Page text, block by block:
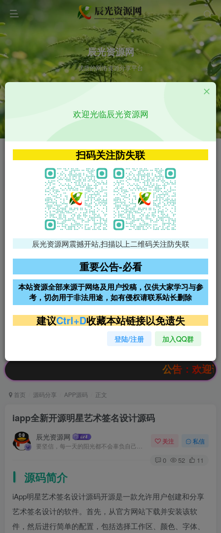
辰光资源网
优质的网络资源分享平台
VIP特权介绍 APP源码
VIP特权介绍
火
VIP特权介绍
影视源码
影视源码
免费领支付宝红包
腾讯轻量4核4G3M服务器38元/
阿里云2核2G200M服务器68元/
年
雨云高防免备案服务器
超低价文字广告位招租 超低价文字广告位招租
超低价文字广告位招租
公告：欢迎访问辰
首页 源码分享 APP源码 正文
iapp全新开源明星艺术签名设计源码
辰光资源网 关注 私信
0 52 11
源码简介
iApp明星艺术签名设计源码开源是一款允许用户创建和分享
艺术签名设计的软件。首先，从官方网站下载并安装该软
件，然后进行简单的配置，包括选择工作区、颜色、字体、
欢迎光临辰光资源网
扫码关注防失联
辰光资源网震撼开站,扫描以上二维码关注防失联
重要公告-必看
本站资源全部来源于网络及用户投稿，仅供大家学习与参
考，切勿用于非法用途，如有侵权请联系站长删除
建议Ctrl+D收藏本站链接以免遗失
登陆/注册 加入QQ群